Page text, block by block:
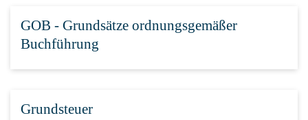
GOB - Grundsätze ordnungsgemäßer
Buchführung
Grundsteuer